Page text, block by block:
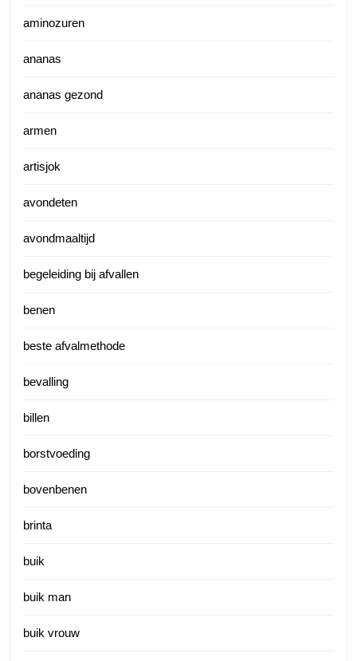
aminozuren
ananas
ananas gezond
armen
artisjok
avondeten
avondmaaltijd
begeleiding bij afvallen
benen
beste afvalmethode
bevalling
billen
borstvoeding
bovenbenen
brinta
buik
buik man
buik vrouw